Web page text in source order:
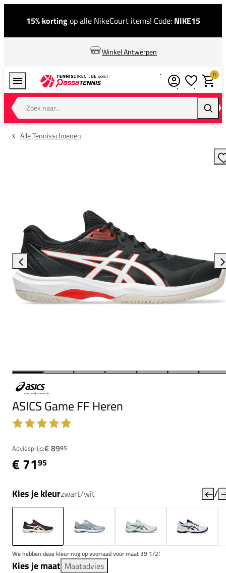
15% kortingop alle NikeCourt items! Code: NIKE15
Winkel Antwerpen
Zoek naar...
0
Alle Tennisschoenen
ASICS Game FF Heren
Adviesprijs:€ 8995
€ 7195
Kies je kleurzwart/wit /
We hebben deze kleur nog op voorraad voor maat 39 1/2!
Kies je maat Maatadvies